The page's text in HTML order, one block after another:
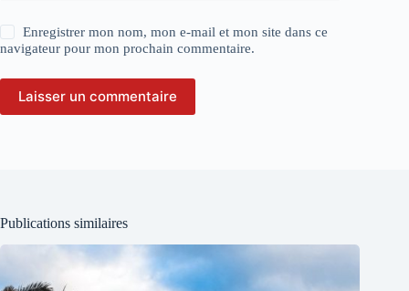
Enregistrer mon nom, mon e-mail et mon site dans ce
navigateur pour mon prochain commentaire.
Laisser un commentaire
Publications similaires